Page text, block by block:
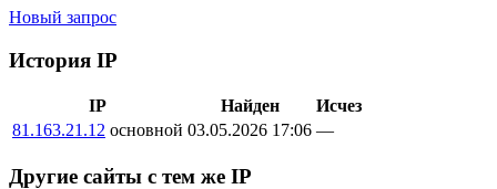
Новый запрос
История IP
IP Найден
Исчез
81.163.21.12 основной 03.05.2026 17:06 —
Другие сайты с тем же IP